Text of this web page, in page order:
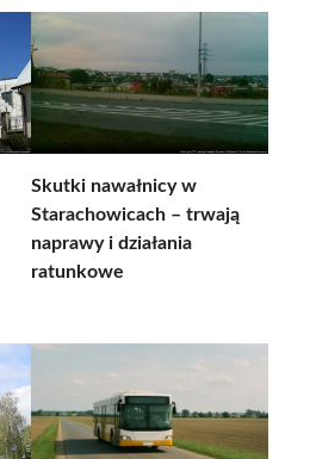
Skutki nawałnicy w
Starachowicach – trwają
naprawy i działania
ratunkowe